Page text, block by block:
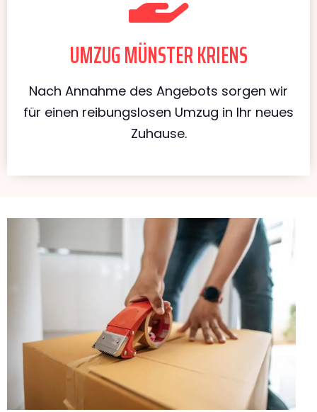
UMZUG MÜNSTER KRIENS
Nach Annahme des Angebots sorgen wir
für einen reibungslosen Umzug in Ihr neues
Zuhause.